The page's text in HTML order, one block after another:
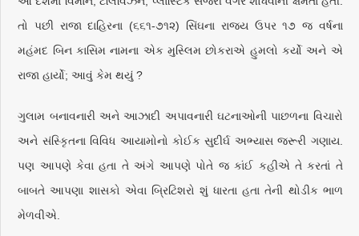
તો પછી રાજા દાહિરના (૬૬૧-૭૧૨) સિંઘના રાજ્ય ઉપર ૧૭ જ વર્ષના
મહંમદ બિન કાસિમ નામના એક મુસ્લિમ છોકરાએ હુમલો કર્યો અને એ
રાજા હાર્યો; આવું કેમ થયું ?
ગુલામ બનાવનારી અને આઝાદી અપાવનારી ઘટનાઓની પાછળના વિચારો
અને સંસ્કૃિતના વિવિધ આયામોનો કોઈક સુદીર્ઘ અભ્યાસ જરૂરી ગણાય.
પણ આપણે કેવા હતા તે અંગે આપણે પોતે જ કાંઈ કહીએ તે કરતાં તે
બાબતે આપણા શાસકો એવા બ્રિટિશરો શું ધારતા હતા તેની થોડીક ભાળ
મેળવીએ.